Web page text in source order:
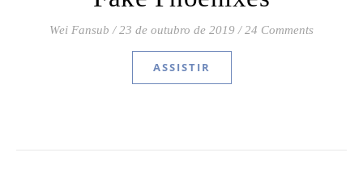
Wei Fansub / 23 de outubro de 2019 / 24 Comments
ASSISTIR